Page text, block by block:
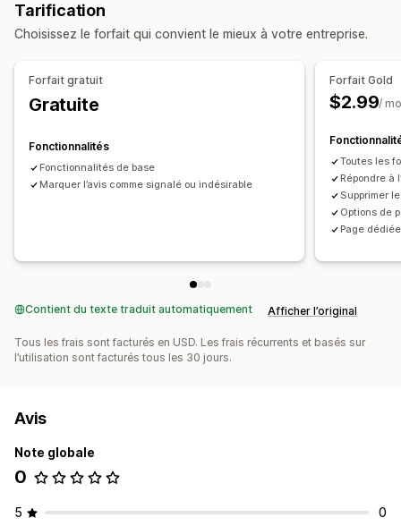
Tarification
Choisissez le forfait qui convient le mieux à votre entreprise.
Forfait gratuit
Gratuite
Fonctionnalités
Fonctionnalités de base
Marquer l’avis comme signalé ou indésirable
Forfait Gold
$2.99/
Toutes les
Répondre à
Supprimer
Options de
Page
Contient du texte traduit automatiquement Afficher l’original
Tous les frais sont facturés en USD. Les frais récurrents et basés sur
l’utilisation sont facturés tous les 30 jours.
Avis
Note globale
0
5 0